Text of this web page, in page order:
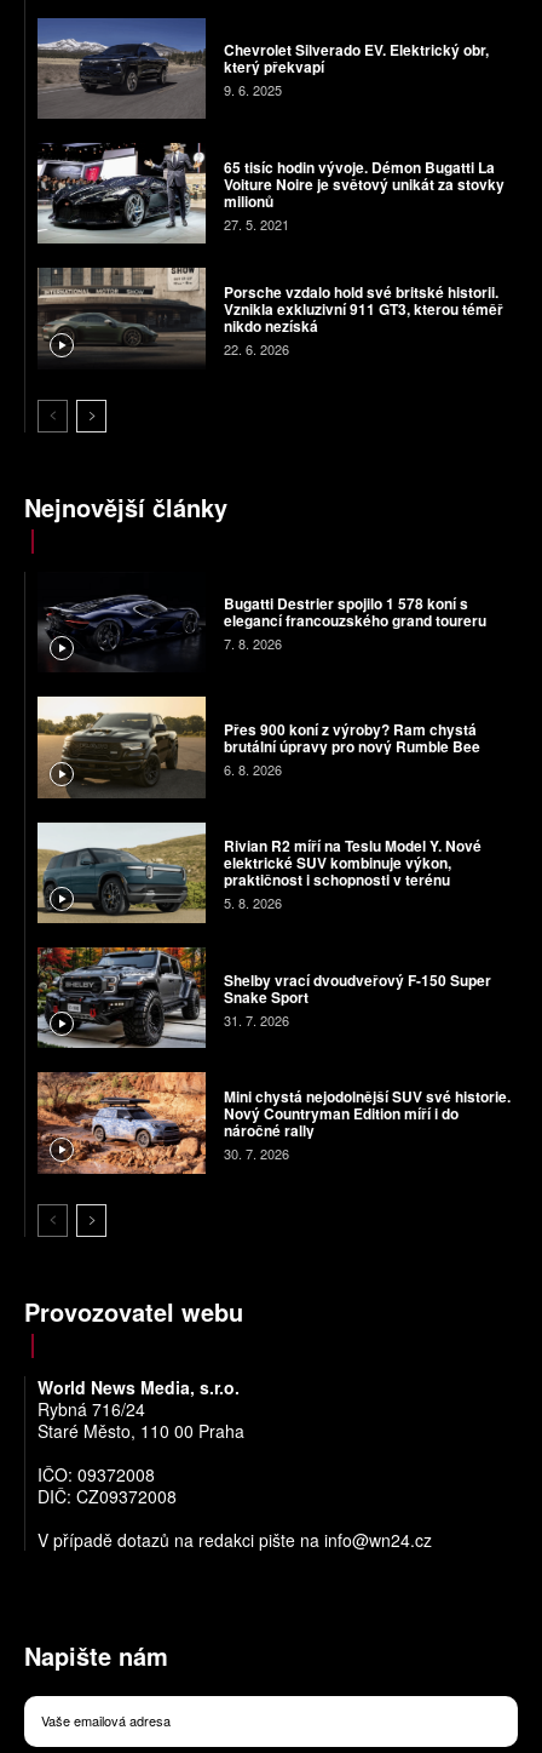
Chevrolet Silverado EV. Elektrický obr,
který překvapí
9. 6. 2025
65 tisíc hodin vývoje. Démon Bugatti La
Voiture Noire je světový unikát za stovky
milionů
27. 5. 2021
Porsche vzdalo hold své britské historii.
Vznikla exkluzivní 911 GT3, kterou téměř
nikdo nezíská
22. 6. 2026
Nejnovější články
Bugatti Destrier spojilo 1 578 koní s
elegancí francouzského grand toureru
7. 8. 2026
Přes 900 koní z výroby? Ram chystá
brutální úpravy pro nový Rumble Bee
6. 8. 2026
Rivian R2 míří na Teslu Model Y. Nové
elektrické SUV kombinuje výkon,
praktičnost i schopnosti v terénu
5. 8. 2026
Shelby vrací dvoudveřový F-150 Super
Snake Sport
31. 7. 2026
Mini chystá nejodolnější SUV své historie.
Nový Countryman Edition míří i do
náročné rally
30. 7. 2026
Provozovatel webu
World News Media, s.r.o.
Rybná 716/24
Staré Město, 110 00 Praha
IČO: 09372008
DIČ: CZ09372008
V případě dotazů na redakci pište na info@wn24.cz
Napište nám